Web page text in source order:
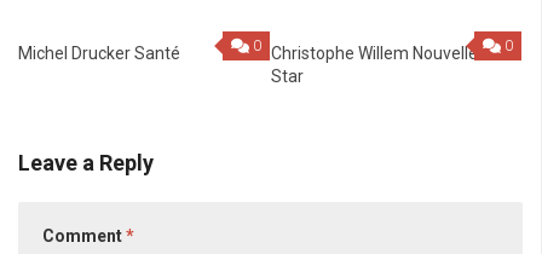
0
Michel Drucker Santé 0
Christophe Willem Nouvelle
Star
Leave a Reply
Comment*